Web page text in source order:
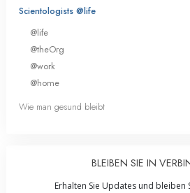
Scientologists @life
@life
@theOrg
@work
@home
Wie man gesund bleibt
BLEIBEN SIE IN
Erhalten Sie Updates und bleiben